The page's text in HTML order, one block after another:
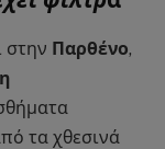
στην Παρθένο,
τα χθεσινά